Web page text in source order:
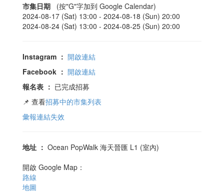
市集日期
(按"G"字加到 Google Calendar)
2024-08-17 (Sat) 13:00 - 2024-08-18 (Sun) 20:00
2024-08-24 (Sat) 13:00 - 2024-08-25 (Sun) 20:00
Instagram ： 開啟連結
Facebook ： 開啟連結
報名表 ： 已完成招募
📌 查看招募中的市集列表
彙報連結失效
地址 ： Ocean PopWalk 海天晉匯 L1 (室內)
開啟 Google Map：
路線
地圖